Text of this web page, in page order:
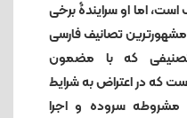
اما او سرایندۀ برخی
مشهورترین تصانیف فارسی
که با مضمون
که در اعتراض به شرایط
مشروطه سروده و اجرا